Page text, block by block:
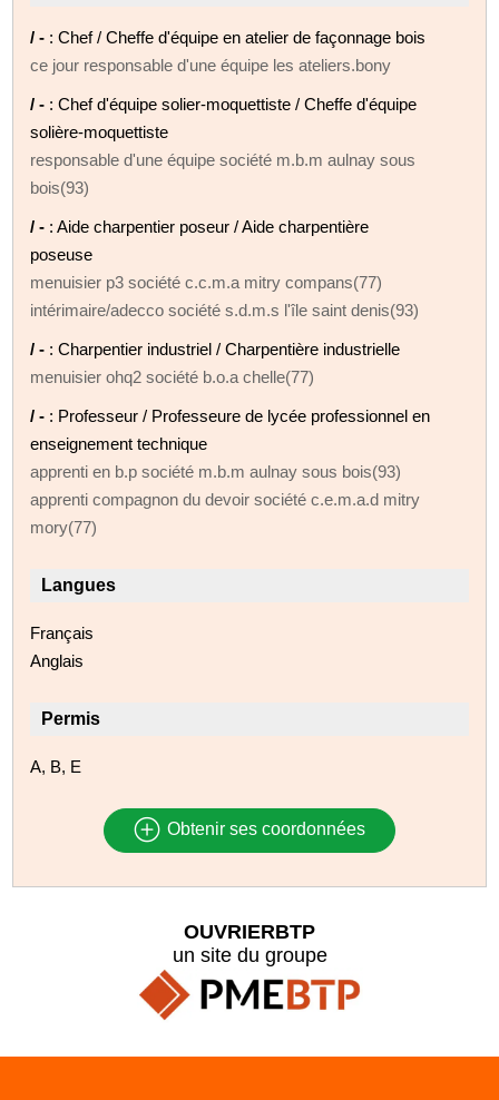
/ - : Chef / Cheffe d'équipe en atelier de façonnage bois
ce jour responsable d'une équipe les ateliers.bony
/ - : Chef d'équipe solier-moquettiste / Cheffe d'équipe
solière-moquettiste
responsable d'une équipe société m.b.m aulnay sous
bois(93)
/ - : Aide charpentier poseur / Aide charpentière
poseuse
menuisier p3 société c.c.m.a mitry compans(77)
intérimaire/adecco société s.d.m.s l'île saint denis(93)
/ - : Charpentier industriel / Charpentière industrielle
menuisier ohq2 société b.o.a chelle(77)
/ - : Professeur / Professeure de lycée professionnel en
enseignement technique
apprenti en b.p société m.b.m aulnay sous bois(93)
apprenti compagnon du devoir société c.e.m.a.d mitry
mory(77)
Langues
Français
Anglais
Permis
A, B, E
Obtenir ses coordonnées
OUVRIERBTP
un site du groupe